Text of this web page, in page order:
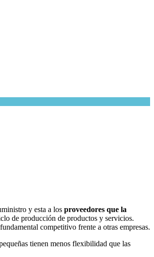
y esta a los proveedores que la
de producción de productos y servicios.
competitivo frente a otras empresas.
tienen menos flexibilidad que las